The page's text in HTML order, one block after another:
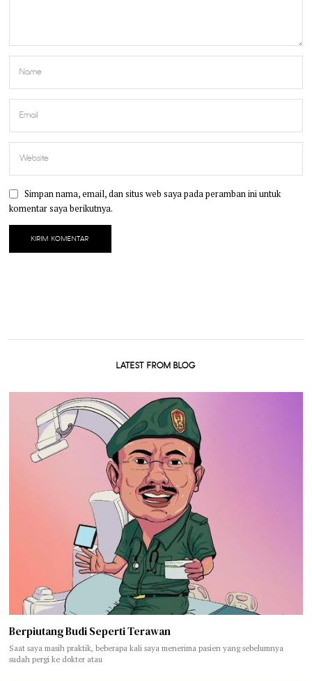
Simpan nama, email, dan situs web saya pada peramban ini untuk
komentar saya berikutnya.
LATEST FROM BLOG
Berpiutang Budi Seperti Terawan
Saat saya masih praktik, beberapa kali saya menerima pasien yang sebelumnya
sudah pergi ke dokter atau